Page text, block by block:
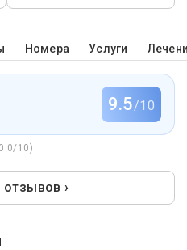
Номера Услуги
9.5/10
10)
отзывов ›